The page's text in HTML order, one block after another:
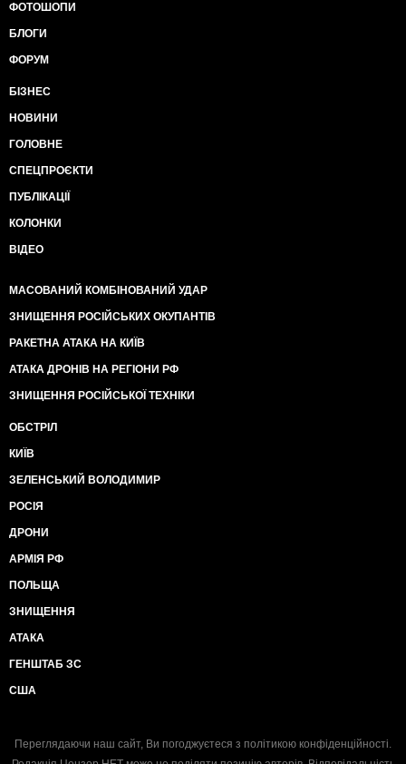
ФОТОШОПИ
БЛОГИ
ФОРУМ
БІЗНЕС
НОВИНИ
ГОЛОВНЕ
СПЕЦПРОЄКТИ
ПУБЛІКАЦІЇ
КОЛОНКИ
ВІДЕО
МАСОВАНИЙ КОМБІНОВАНИЙ УДАР
ЗНИЩЕННЯ РОСІЙСЬКИХ ОКУПАНТІВ
РАКЕТНА АТАКА НА КИЇВ
АТАКА ДРОНІВ НА РЕГІОНИ РФ
ЗНИЩЕННЯ РОСІЙСЬКОЇ ТЕХНІКИ
ОБСТРІЛ
КИЇВ
ЗЕЛЕНСЬКИЙ ВОЛОДИМИР
РОСІЯ
ДРОНИ
АРМІЯ РФ
ПОЛЬЩА
ЗНИЩЕННЯ
АТАКА
ГЕНШТАБ ЗС
США
Переглядаючи наш сайт, Ви погоджуєтеся з політикою конфіденційності.